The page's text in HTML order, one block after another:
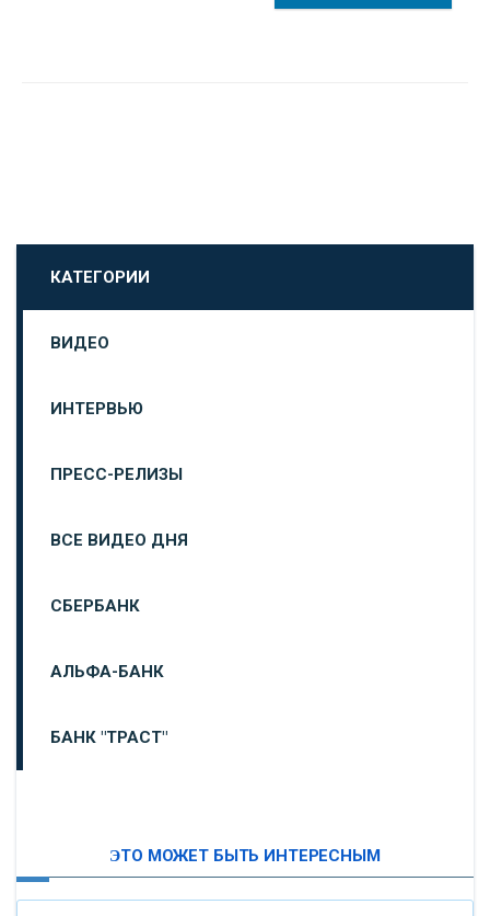
КАТЕГОРИИ
ВИДЕО
ИНТЕРВЬЮ
ПРЕСС-РЕЛИЗЫ
ВСЕ ВИДЕО ДНЯ
СБЕРБАНК
АЛЬФА-БАНК
БАНК "ТРАСТ"
ЭТО МОЖЕТ БЫТЬ ИНТЕРЕСНЫМ